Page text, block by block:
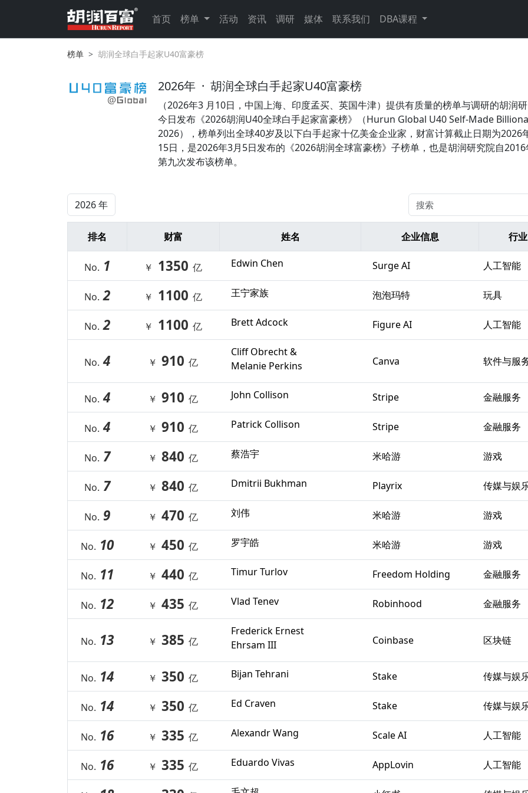
首页 榜单 活动 资讯 调研 媒体 联系我们 DBA课程
榜单 胡润全球白手起家U40富豪榜
2026年 ·胡润全球白手起家U40富豪榜
（2026年3 月10日，中国上海、印度孟买、英国牛津）提供有质量的榜单与调研的胡润
今日发布《2026胡润U40全球白手起家富豪榜》（Hurun Global U40 Self-Made
2026），榜单列出全球40岁及以下白手起家十亿美金企业家，财富计算截止日期为2026
15日，是2026年3月5日发布的《2026胡润全球富豪榜》子榜单，也是胡润研究院自
第九次发布该榜单。
排名 财富 姓名 企业信息 行业
No. 1 ￥ 1350 亿 Edwin Chen Surge AI 人工智能
No. 2 ￥ 1100 亿 王宁家族 泡泡玛特 玩具
No. 2 ￥ 1100 亿 Brett Adcock Figure AI 人工智能
No. 4 ￥ 910 亿
Cliff Obrecht &
Melanie Perkins
Canva 软件与服
No. 4 ￥ 910 亿 John Collison Stripe 金融服务
No. 4 ￥ 910 亿 Patrick Collison Stripe 金融服务
No. 7 ￥ 840 亿 蔡浩宇 米哈游 游戏
No. 7 ￥ 840 亿 Dmitrii Bukhman Playrix 传媒与娱
No. 9 ￥ 470 亿 刘伟 米哈游 游戏
No. 10 ￥ 450 亿 罗宇皓 米哈游 游戏
No. 11 ￥ 440 亿 Timur Turlov Freedom Holding 金融服务
No. 12 ￥ 435 亿 Vlad Tenev Robinhood 金融服务
No. 13 ￥ 385 亿
Frederick Ernest
Ehrsam III
Coinbase 区块链
No. 14 ￥ 350 亿 Bijan Tehrani Stake 传媒与娱
No. 14 ￥ 350 亿 Ed Craven Stake 传媒与娱
No. 16 ￥ 335 亿 Alexandr Wang Scale AI 人工智能
No. 16 ￥ 335 亿 Eduardo Vivas AppLovin 人工智能